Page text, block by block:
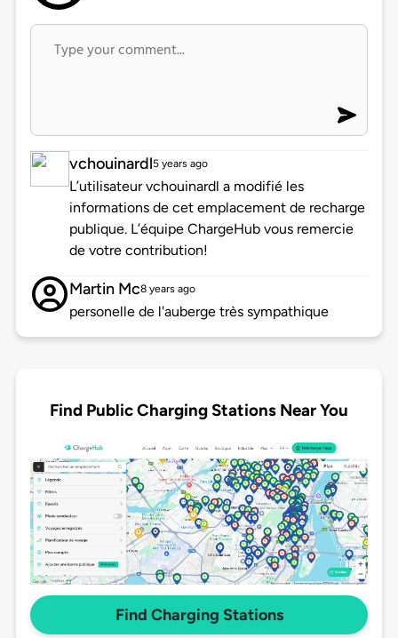
vchouinardl5 years ago
L’utilisateur vchouinardl a modifié les
informations de cet emplacement de recharge
publique. L’équipe ChargeHub vous remercie
de votre contribution!
Martin Mc8 years ago
personelle de l'auberge très sympathique
Find Public Charging Stations Near You
Find Charging Stations